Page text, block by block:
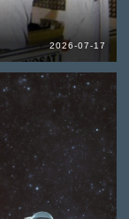
2026-07-17